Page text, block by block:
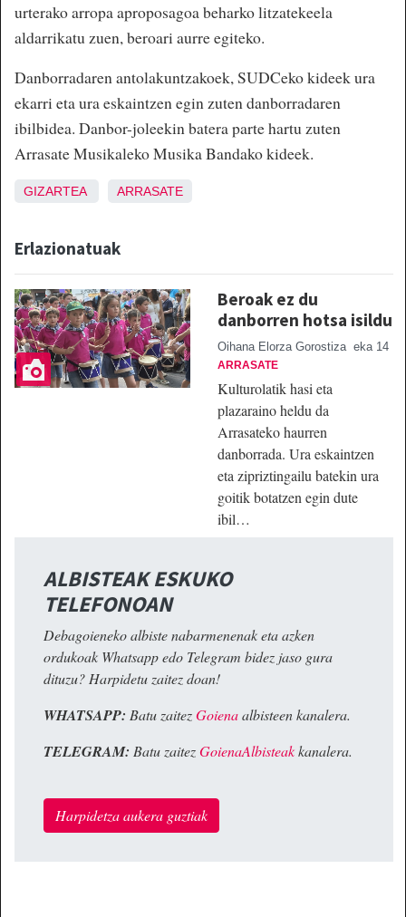
urterako arropa aproposagoa beharko litzatekeela
aldarrikatu zuen, beroari aurre egiteko.
Danborradaren antolakuntzakoek, SUDCeko kideek ura
ekarri eta ura eskaintzen egin zuten danborradaren
ibilbidea. Danbor-joleekin batera parte hartu zuten
Arrasate Musikaleko Musika Bandako kideek.
GIZARTEA ARRASATE
Erlazionatuak
Beroak ez du
danborren hotsa isildu
Oihana Elorza Gorostiza eka 14
ARRASATE
Kulturolatik hasi eta
plazaraino heldu da
Arrasateko haurren
danborrada. Ura eskaintzen
eta zipriztingailu batekin ura
goitik botatzen egin dute
ibil…
ALBISTEAK ESKUKO
TELEFONOAN
Debagoieneko albiste nabarmenenak eta azken
ordukoak Whatsapp edo Telegram bidez jaso gura
dituzu? Harpidetu zaitez doan!
WHATSAPP: Batu zaitezGoienaalbisteen kanalera.
TELEGRAM: Batu zaitezGoienaAlbisteakkanalera.
Harpidetza aukera guztiak